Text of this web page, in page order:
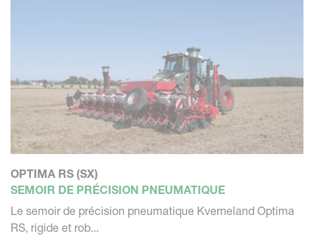
OPTIMA RS (SX)
SEMOIR DE PRÉCISION PNEUMATIQUE
Le semoir de précision pneumatique Kverneland Optima
RS, rigide et rob...